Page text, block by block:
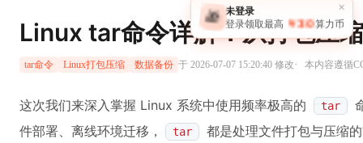
Linux tar命令详解：从打包压
tar命令 Linux打包压缩 数据备份 于 2026-07-07 15:20:40 修改· 本内容遵循
这次我们来深入掌握 Linux 系统中使用频率极高的 tar
件部署、离线环境迁移，
tar
都是处理文件打包与压缩